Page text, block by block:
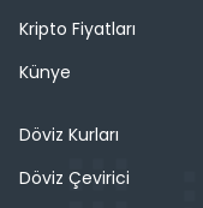
Kripto Fiyatları
Künye
Döviz Kurları
Döviz Çevirici